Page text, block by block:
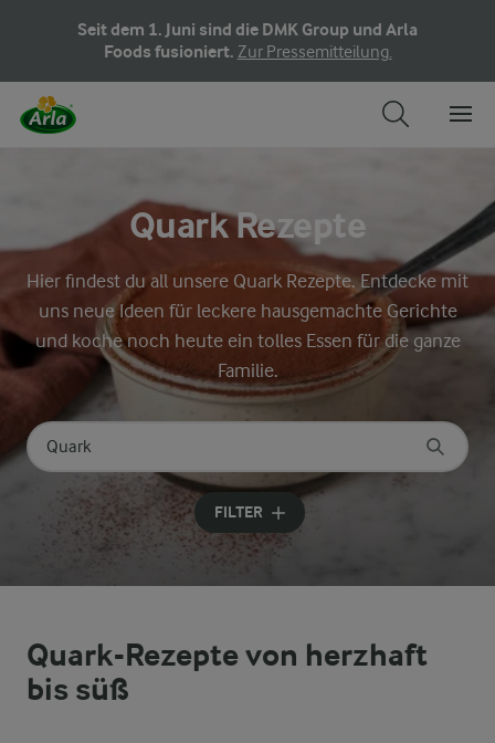
Seit dem 1. Juni sind die DMK Group und Arla
Foods fusioniert. Zur Pressemitteilung.
Quark Rezepte
Hier findest du all unsere Quark Rezepte. Entdecke mit
uns neue Ideen für leckere hausgemachte Gerichte
und koche noch heute ein tolles Essen für die ganze
Familie.
Nach Kategorie suchen
Geben Sie Suchbegriffe ein
FILTER
Quark-Rezepte von herzhaft
bis süß